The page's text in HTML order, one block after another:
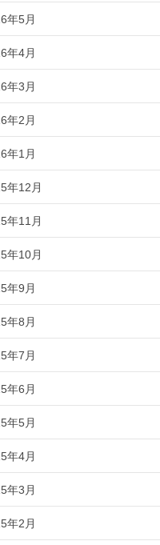
年5月
年4月
年3月
年2月
年1月
年12月
年11月
年10月
年9月
年8月
年7月
年6月
年5月
年4月
年3月
年2月